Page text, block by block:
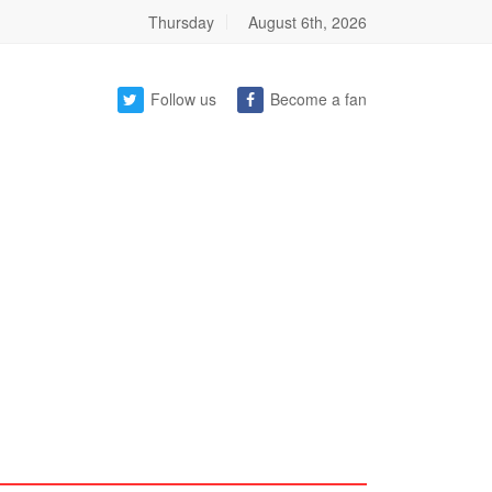
Thursday August 6th, 2026
Follow us Become a fan